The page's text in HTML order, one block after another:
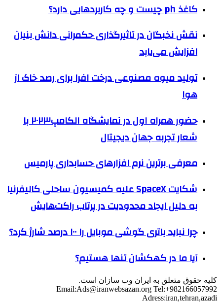
کاغذ ph چیست و چه کاربردهایی دارد؟
نقش نخبگان در تاثیرگذاری حکمرانی دانش بنیان
افزایش می‌یابد
تولید میوه مصنوعی درخت افرا برای رصد خاک از
هوا
حضور همراه اول در نمایشگاه الکامپ۲۰۲۳ با
شعار تجربه جهان دیجیتال
معرفی برترین نرم افزارهای حسابداری پارمیس
شکایت SpaceX علیه کمیسیون ساحلی کالیفرنیا
به دلیل ایجاد محدودیت در پرتاب راکت‌هایش
چرا نباید باتری گوشی موبایل را ۱۰۰ درصد شارژ کرد؟
آیا ما در کهکشان تنها هستیم؟
کلیه حقوق متعلق به ایران وب سازان است.
Email:Ads@iranwebsazan.org Tel:+982166057992
Adress:iran,tehran,azadi